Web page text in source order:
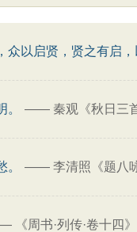
以启贤，贤之有启，
—— 秦观《秋日三
—— 李清照《题八
《周书·列传·卷十四》